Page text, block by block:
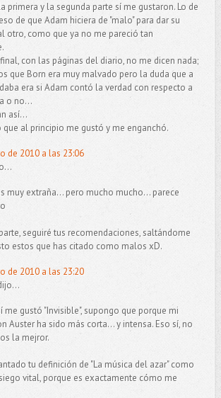
primera y la segunda parte sí me gustaron. Lo de
de que Adam hiciera de "malo" para dar su
otro, como que ya no me pareció tan
con las páginas del diario, no me dicen nada;
que Born era muy malvado pero la duda que a
era si Adam contó la verdad con respecto a
o no...
así...
que al principio me gustó y me enganchó.
de 2010 a las 23:06
muy extraña... pero mucho mucho... parece
seguiré tus recomendaciones, saltándome
estos que has citado como malos xD.
de 2010 a las 23:20
me gustó "Invisible", supongo que porque mi
Auster ha sido más corta... y intensa. Eso sí, no
la mejror.
tu definición de "La música del azar" como
vital, porque es exactamente cómo me